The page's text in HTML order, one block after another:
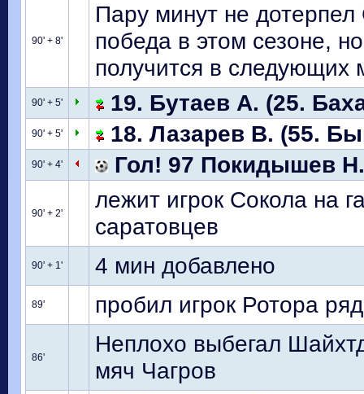
90' + 8'
Пару минут не
победа в этом сезоне,
получится в следующих
90' + 5' 19. Бутаев А. (25.
90' + 5' 18. Лазарев В. (55.
90' + 4' Гол! 97 Покидышев Н.
90' + 2'
лежит игрок Сокола на
саратовцев
90' + 1' 4 мин добавлено
89' пробил игрок Ротора
86'
Неплохо выбегал
мяч Чагров